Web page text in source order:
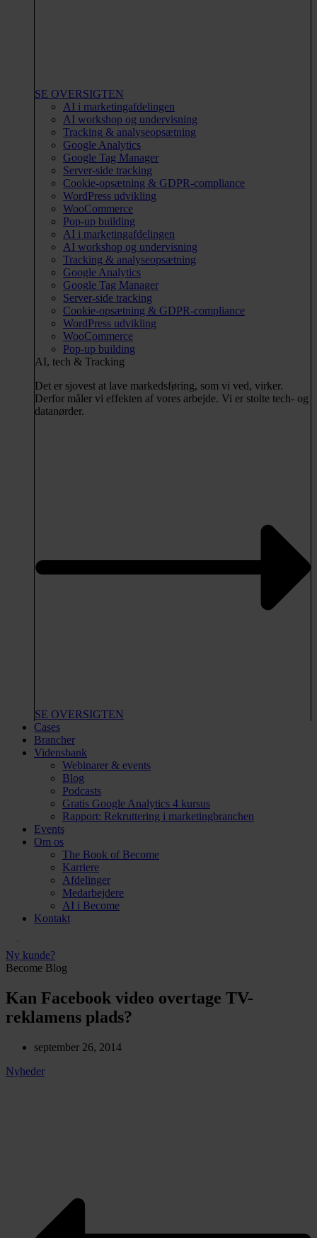
SE OVERSIGTEN
AI i marketingafdelingen
AI workshop og undervisning
Tracking & analyseopsætning
Google Analytics
Google Tag Manager
Server-side tracking
Cookie-opsætning & GDPR-compliance
WordPress udvikling
WooCommerce
Pop-up building
AI i marketingafdelingen
AI workshop og undervisning
Tracking & analyseopsætning
Google Analytics
Google Tag Manager
Server-side tracking
Cookie-opsætning & GDPR-compliance
WordPress udvikling
WooCommerce
Pop-up building
AI, tech & Tracking
Det er sjovest at lave markedsføring, som vi ved, virker.
Derfor måler vi effekten af vores arbejde. Vi er stolte tech- og
datanørder.
SE OVERSIGTEN
Cases
Brancher
Vidensbank
Webinarer & events
Blog
Podcasts
Gratis Google Analytics 4 kursus
Rapport: Rekruttering i marketingbranchen
Events
Om os
The Book of Become
Karriere
Afdelinger
Medarbejdere
AI i Become
Kontakt
Ny kunde?
Become Blog
Kan Facebook video overtage TV-
reklamens plads?
september 26, 2014
Nyheder